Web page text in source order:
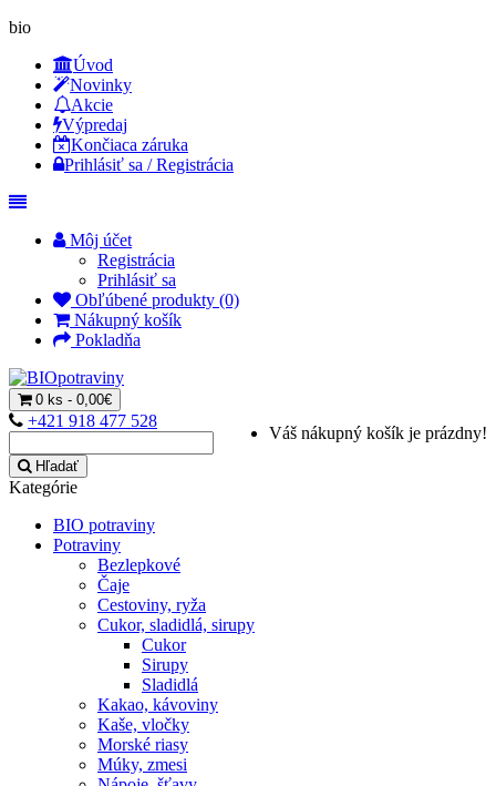
bio
Úvod
Novinky
Akcie
Výpredaj
Končiaca záruka
Prihlásiť sa / Registrácia
Môj účet
Registrácia
Prihlásiť sa
Obľúbené produkty (0)
Nákupný košík
Pokladňa
0 ks - 0,00€
Váš nákupný košík je prázdny!
+421 918 477 528
Hľadať
Kategórie
BIO potraviny
Potraviny
Bezlepkové
Čaje
Cestoviny, ryža
Cukor, sladidlá, sirupy
Cukor
Sirupy
Sladidlá
Kakao, kávoviny
Kaše, vločky
Morské riasy
Múky, zmesi